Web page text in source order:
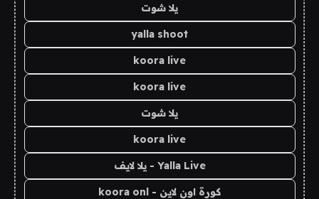
يلا شوت
yalla shoot
koora live
koora live
يلا شوت
koora live
Yalla Live - يلا لايف
كورة اون لاين - koora onl